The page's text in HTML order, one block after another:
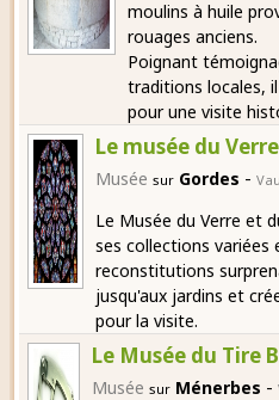
moulins à huile
rouages anciens.
Poignant
traditions locales,
pour une visite
Le musée du
Musée sur Gordes -
Le Musée du Verre et
ses collections variées
reconstitutions
jusqu'aux jardins et
pour la visite.
Le Musée du Tire
Musée sur Ménerbes -